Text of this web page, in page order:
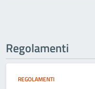
Regolamenti
REGOLAMENTI